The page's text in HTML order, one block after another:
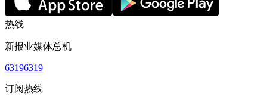
热线
新报业媒体总机
63196319
订阅热线